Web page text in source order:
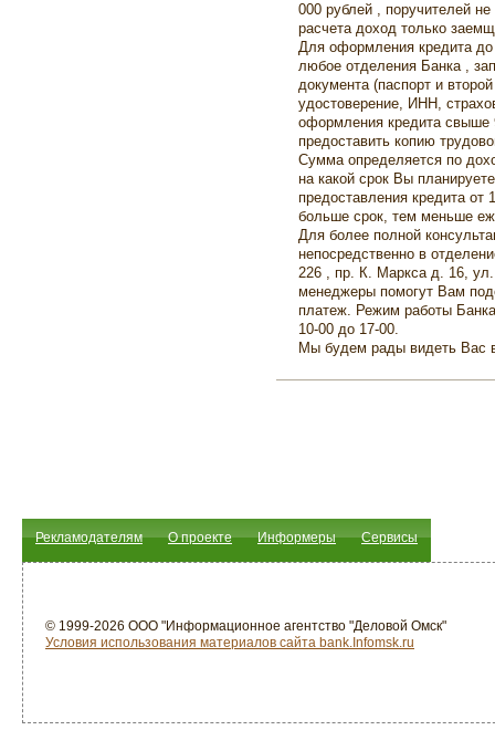
000 рублей , поручителей
расчета доход только
Для оформления кредита до
любое отделения Банка ,
документа (паспорт и
удостоверение, ИНН,
оформления кредита свыше
предоставить копию
Сумма определяется по
на какой срок Вы
предоставления кредита от
больше срок, тем меньше
Для более полной
непосредственно в
226 , пр. К. Маркса д. 16,
менеджеры помогут Вам
платеж. Режим работы
10-00 до 17-00.
Мы будем рады видеть Вас
Рекламодателям О проекте Информеры Сервисы
© 1999-2026 ООО "Информационное агентство "Деловой Омск"
Условия использования материалов сайта bank.Infomsk.ru